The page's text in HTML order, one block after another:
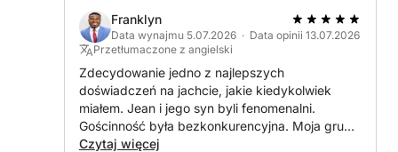
Ciesz się wyrafinowaną przestrzenią jachtu:
• Panoramiczny flybridge z zewnętrznym salonem
• Duże leżaki na dziobie
• Przestronny kokpit z wygodnym stolikiem na
• Nowoczesne, eleganckie i klimatyzowane
• Duża platforma rufowa idealna do pływania
Franklyn
Data wynajmu 5.07.2026 · Data opinii 13.07.2026
Przetłumaczone z angielski
Zdecydowanie jedno z najlepszych
doświadczeń na jachcie, jakie kiedykolwiek
miałem. Jean i jego syn byli fenomenalni.
Gościnność była bezkonkurencyjna. Moja grupa
była naprawdę wdzięczna. Dzięki temu moje
Czytaj więcej